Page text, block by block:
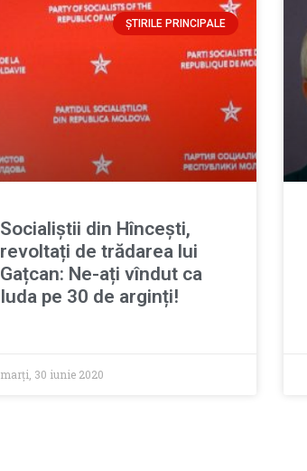
ȘTIRILE PRINCIPALE
Socialiștii din Hîncești,
revoltați de trădarea lui
Gațcan: Ne-ați vîndut ca
Iuda pe 30 de arginți!
marți, 30 iunie 2020